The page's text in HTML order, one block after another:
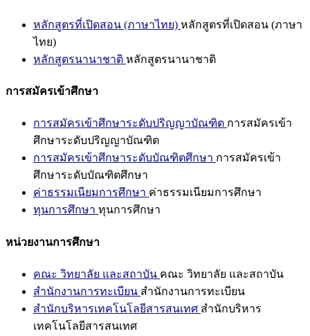
หลักสูตรที่เปิดสอน (ภาษาไทย) หลักสูตรที่เปิดสอน (ภาษา
ไทย)
หลักสูตรนานาชาติ หลักสูตรนานาชาติ
การสมัครเข้าศึกษา
การสมัครเข้าศึกษาระดับปริญญาบัณฑิต การสมัครเข้า
ศึกษาระดับปริญญาบัณฑิต
การสมัครเข้าศึกษาระดับบัณฑิตศึกษา การสมัครเข้า
ศึกษาระดับบัณฑิตศึกษา
ค่าธรรมเนียมการศึกษา ค่าธรรมเนียมการศึกษา
ทุนการศึกษา ทุนการศึกษา
หน่วยงานการศึกษา
คณะ วิทยาลัย และสถาบัน คณะ วิทยาลัย และสถาบัน
สำนักงานการทะเบียน สำนักงานการทะเบียน
สำนักบริหารเทคโนโลยีสารสนเทศ สำนักบริหาร
เทคโนโลยีสารสนเทศ